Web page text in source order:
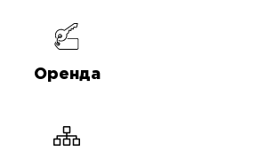
Оренда